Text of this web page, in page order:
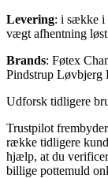
Levering: i sække i
vægt afhentning
Brands: Føtex
Pindstrup Løvbjerg
Udforsk tidligere
Trustpilot
række tidligere
hjælp, at du
billige pottemuld